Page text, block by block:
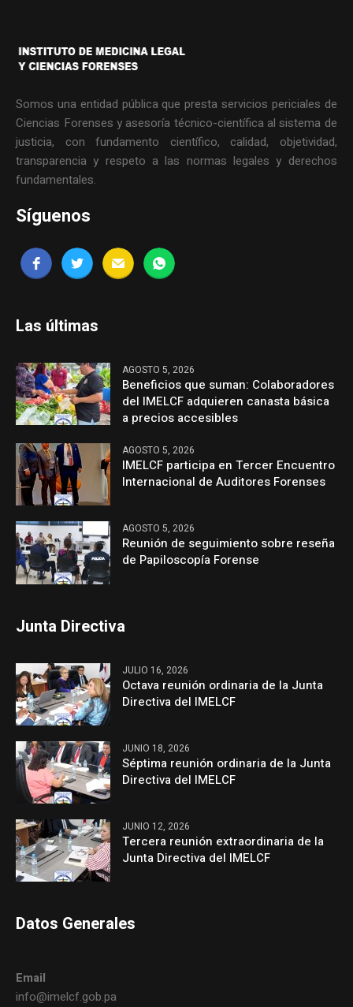
Somos una entidad pública que presta servicios periciales de
Ciencias Forenses y asesoría técnico-científica al sistema de
justicia, con fundamento científico, calidad, objetividad,
transparencia y respeto a las normas legales y derechos
fundamentales.
Síguenos
Las últimas
AGOSTO 5, 2026
Beneficios que suman: Colaboradores
del IMELCF adquieren canasta básica
a precios accesibles
AGOSTO 5, 2026
IMELCF participa en Tercer Encuentro
Internacional de Auditores Forenses
AGOSTO 5, 2026
Reunión de seguimiento sobre reseña
de Papiloscopía Forense
Junta Directiva
JULIO 16, 2026
Octava reunión ordinaria de la Junta
Directiva del IMELCF
JUNIO 18, 2026
Séptima reunión ordinaria de la Junta
Directiva del IMELCF
JUNIO 12, 2026
Tercera reunión extraordinaria de la
Junta Directiva del IMELCF
Datos Generales
Email
info@imelcf.gob.pa